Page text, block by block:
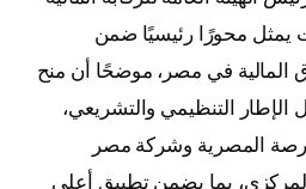
محورًا رئيسيًا ضمن
المالية في مصر، موضحًا أن منح
التنظيمي والتشريعي،
المصرية وشركة مصر
المركزي، بما يضمن تطبيق أعلى